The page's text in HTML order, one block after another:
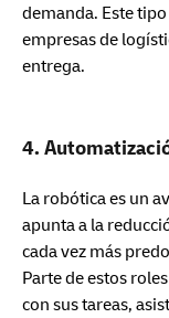
demanda. Este
empresas de
entrega.
4.
La robótica es un
apunta a la
cada vez más
Parte de estos
con sus tareas,